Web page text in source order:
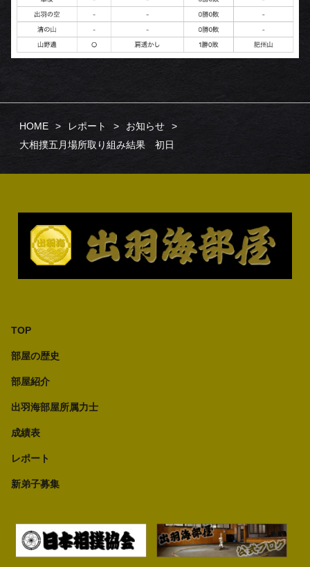
HOME レポート
お知らせ
大相撲五月場所取り組み結果 初日
TOP
部屋の歴史
部屋紹介
出羽海部屋所属力士
成績表
レポート
新弟子募集